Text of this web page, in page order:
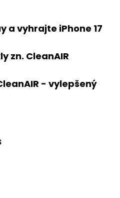
a vyhrajte iPhone 17
zn. CleanAIR
- vylepšený